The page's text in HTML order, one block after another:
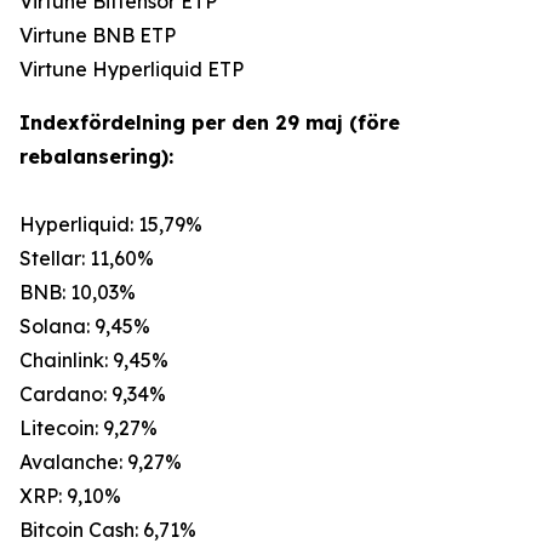
Virtune BNB ETP
Virtune Hyperliquid ETP
Indexfördelning per den 29 maj (före
rebalansering):
Hyperliquid: 15,79%
Stellar: 11,60%
BNB: 10,03%
Solana: 9,45%
Chainlink: 9,45%
Cardano: 9,34%
Litecoin: 9,27%
Avalanche: 9,27%
XRP: 9,10%
Bitcoin Cash: 6,71%